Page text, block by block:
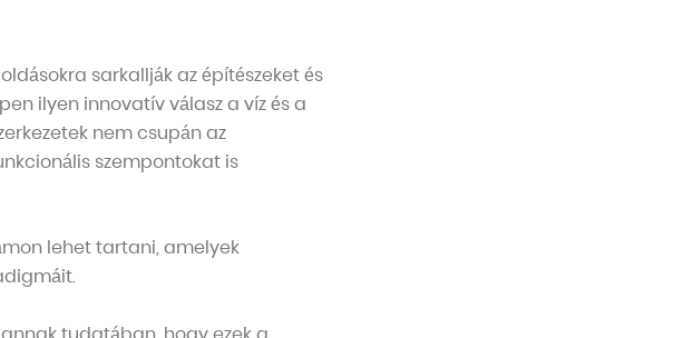
sarkallják az építészeket és
ilyen innovatív válasz a víz és a
nem csupán az
szempontokat is
lehet tartani, amelyek